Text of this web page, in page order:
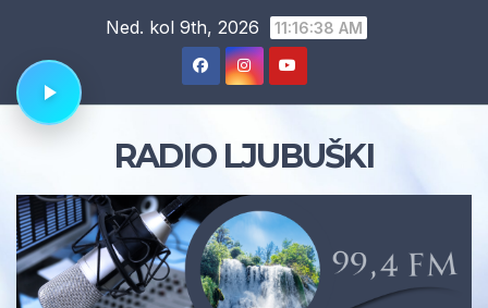
content
Ned. kol 9th, 2026 11:16:39 AM
RADIO LJUBUŠKI